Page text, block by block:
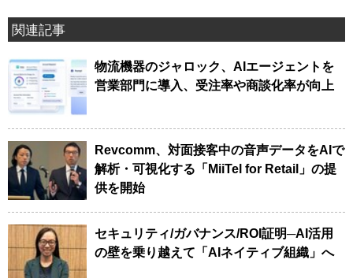
関連記事
物流機器のジャロック、AIエージェントを
営業部門に導入、受注率や商談化率が向上
Revcomm、対面接客中の音声データをAIで
解析・可視化する「MiiTel for Retail」の提
供を開始
セキュリティ/ガバナンス/ROI証明─AI活用
の壁を乗り越えて「AIネイティブ組織」へ